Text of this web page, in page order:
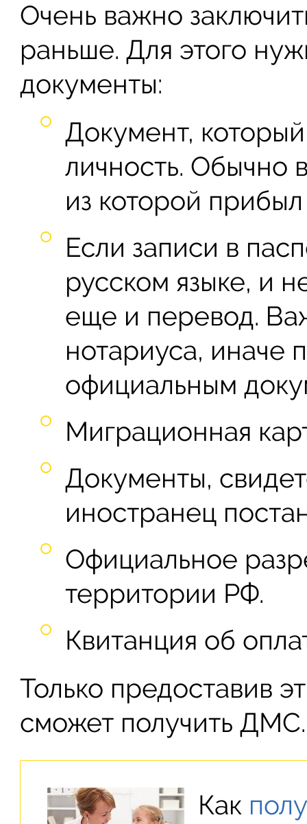
Очень важно
раньше. Для этого
документы:
Документ,
личность. Обычно
из которой
Если записи в
русском языке, и
еще и перевод.
нотариуса, иначе
официальным
Миграционная
Документы,
иностранец
Официальное
территории РФ.
Квитанция об
Только предоставив
сможет получить ДМС.
Как